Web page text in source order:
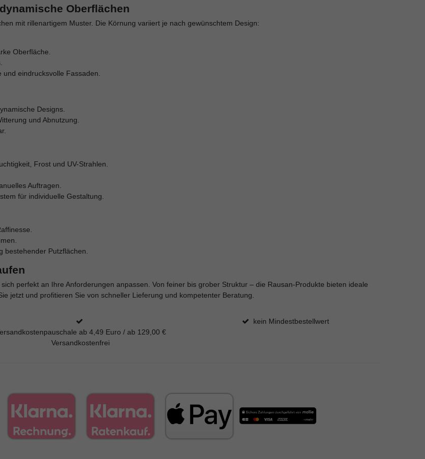
Oberflächen
mit rillenartigem Muster. Die Körnung variiert je nach gewünschtem Design:
Oberfläche.
eindrucksvolle Fassaden.
Designs.
und Abnutzung.
Frost und UV-Strahlen.
Auftragen.
für individuelle Gestaltung.
bestehender Putzflächen.
perfekt an Ihre Anforderungen anpassen. Von feiner bis grober Struktur – die Rausan-Produkte bieten ideale
jetzt und profitieren Sie von schneller Lieferung und kompetenter Beratung.
ab 4,49 Euro / ab 129,00 €
Versandkostenfrei
kein Mindestbestellwert